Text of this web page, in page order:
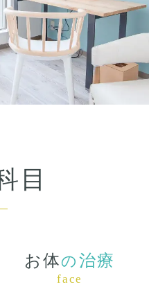
目
お体の 治療
face